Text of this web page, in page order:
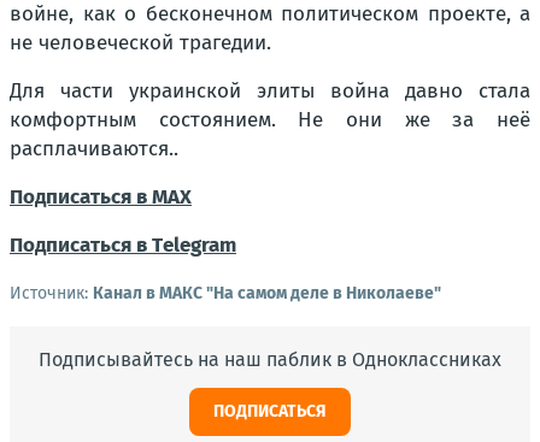
войне, как о бесконечном политическом проекте, а
не человеческой трагедии.
Для части украинской элиты война давно стала
комфортным состоянием. Не они же за неё
расплачиваются..
Подписаться в МАХ
Подписаться в Тelegram
Источник: Канал в МАКС "На самом деле в Николаеве"
Подписывайтесь на наш паблик в Одноклассниках
ПОДПИСАТЬСЯ